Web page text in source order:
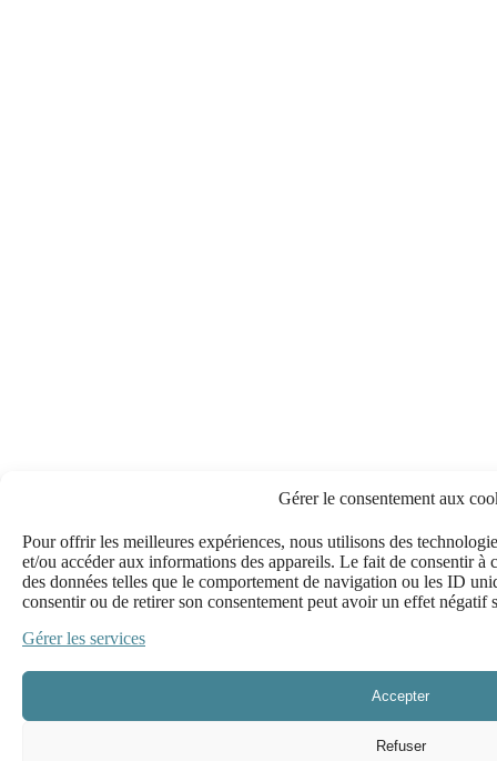
Gérer le consentement aux
Pour offrir les meilleures expériences, nous utilisons des
et/ou accéder aux informations des appareils. Le fait de consentir à
des données telles que le comportement de navigation ou les ID
consentir ou de retirer son consentement peut avoir un effet négatif
Gérer les services
Accepter
Refuser